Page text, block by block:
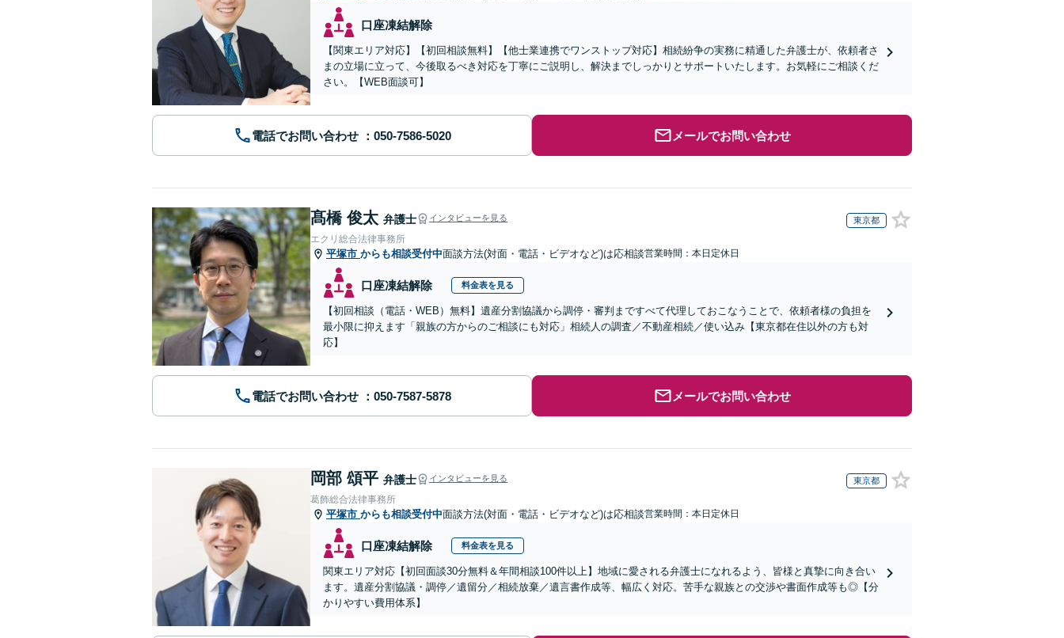
口座凍結解除
【関東エリア対応】【初回相談無料】【他士業連携でワンストップ対応】相続紛争の実務に精通した弁護士が、依頼者さ
まの立場に立って、今後取るべき対応を丁寧にご説明し、解決までしっかりとサポートいたします。お気軽にご相談くだ
さい。【WEB面談可】
電話でお問い合わせ メールでお問い合わせ
髙橋 俊太 弁護士 インタビューを見る 東京都
エクリ総合法律事務所
平塚市 からも相談受付中面談方法(対面・電話・ビデオなど)は応相談営業時間：本日定休日
口座凍結解除 料金表を見る
【初回相談（電話・WEB）無料】遺産分割協議から調停・審判まですべて代理しておこなうことで、依頼者様の負担を
最小限に抑えます「親族の方からのご相談にも対応」相続人の調査／不動産相続／使い込み【東京都在住以外の方も対
応】
電話でお問い合わせ メールでお問い合わせ
岡部 頌平 弁護士 インタビューを見る 東京都
葛飾総合法律事務所
平塚市 からも相談受付中面談方法(対面・電話・ビデオなど)は応相談営業時間：本日定休日
口座凍結解除 料金表を見る
関東エリア対応【初回面談30分無料＆年間相談100件以上】地域に愛される弁護士になれるよう、皆様と真摯に向き合い
ます。遺産分割協議・調停／遺留分／相続放棄／遺言書作成等、幅広く対応。苦手な親族との交渉や書面作成等も◎【分
かりやすい費用体系】